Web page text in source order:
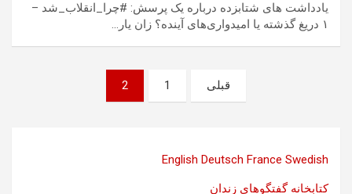
یادداشت های شتابزده درباره یک پرسش: #چرا_انقلاب_شد –
۱ دریغ گذشته یا امیدواری‌های آینده؟ زان یار…
قبلی 1
2
English Deutsch France Swedish
کتابخانه گفتگوهای زندان